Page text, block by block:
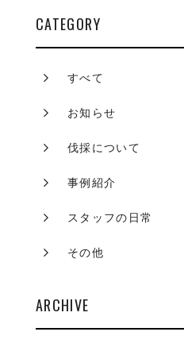
CATEGORY
すべて
お知らせ
伐採について
事例紹介
スタッフの日常
その他
ARCHIVE